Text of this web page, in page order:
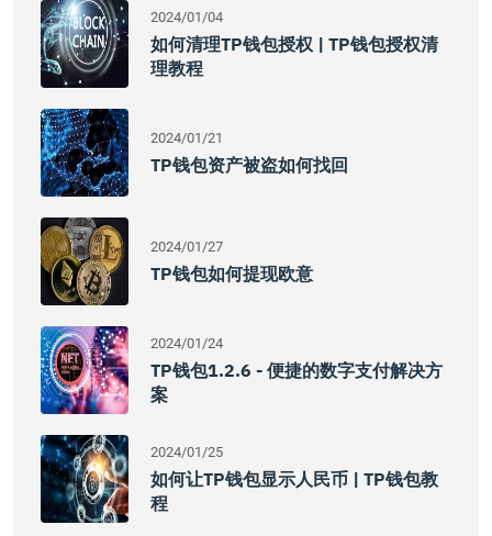
2024/01/04
如何清理TP钱包授权 | TP钱包授权清
理教程
2024/01/21
TP钱包资产被盗如何找回
2024/01/27
TP钱包如何提现欧意
2024/01/24
TP钱包1.2.6 - 便捷的数字支付解决方
案
2024/01/25
如何让TP钱包显示人民币 | TP钱包教
程